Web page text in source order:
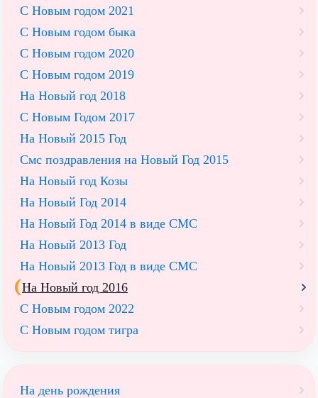
С Новым годом 2021
С Новым годом быка
С Новым годом 2020
С Новым годом 2019
На Новый год 2018
С Новым Годом 2017
На Новый 2015 Год
Смс поздравления на Новый Год 2015
На Новый год Козы
На Новый Год 2014
На Новый Год 2014 в виде СМС
На Новый 2013 Год
На Новый 2013 Год в виде СМС
На Новый год 2016
С Новым годом 2022
С Новым годом тигра
На день рождения